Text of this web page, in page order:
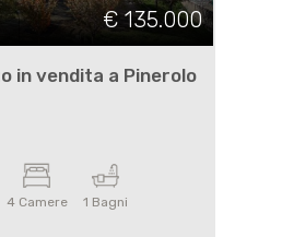
€ 135.000
in vendita a Pinerolo
4 Camere 1 Bagni